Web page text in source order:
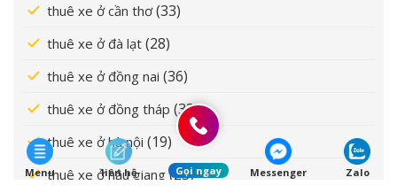
thuê xe ở cần thơ(33)
thuê xe ở đà lạt (28)
thuê xe ở đồng nai (36)
thuê xe ở đồng tháp (33)
thuê xe ở hà nội (19)
thuê xe ở hậu giang(23)
Menu liên hệ Gọi ngay Messenger Zalo